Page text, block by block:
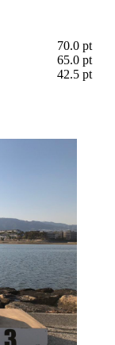
70.0 pt
65.0 pt
42.5 pt